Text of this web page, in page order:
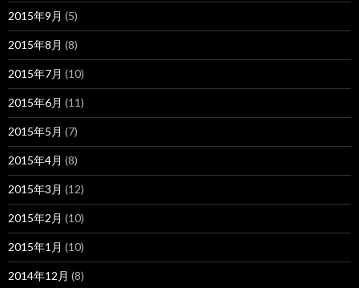
2015年9月 (5)
2015年8月 (8)
2015年7月 (10)
2015年6月 (11)
2015年5月 (7)
2015年4月 (8)
2015年3月 (12)
2015年2月 (10)
2015年1月 (10)
2014年12月 (8)